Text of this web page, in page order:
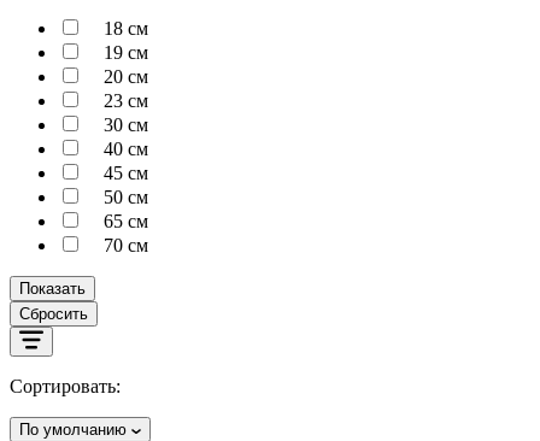
18 см
19 см
20 см
23 см
30 см
40 см
45 см
50 см
65 см
70 см
Показать
Сбросить
Сортировать:
По умолчанию